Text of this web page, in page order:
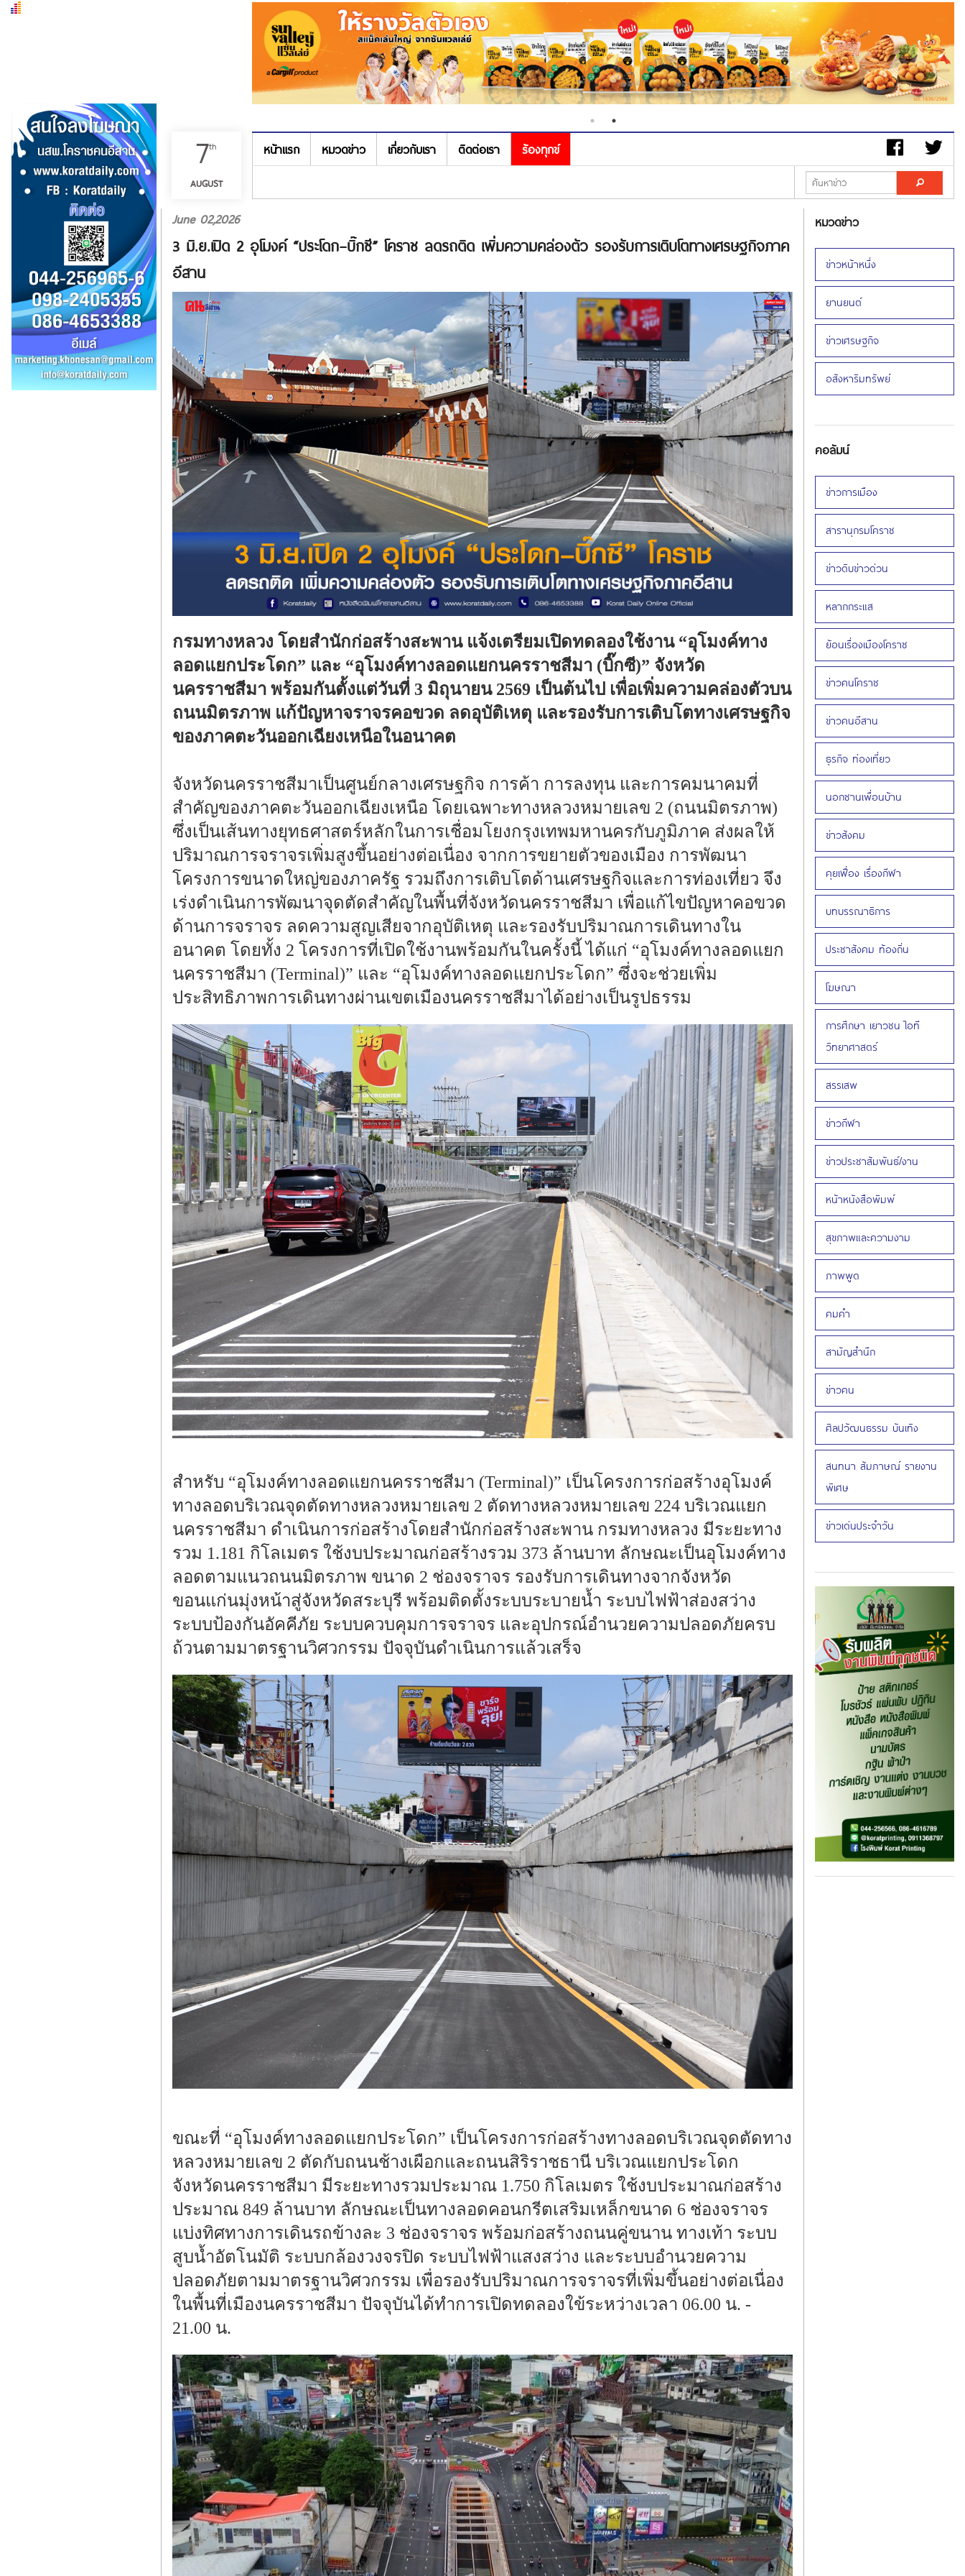
7th
AUGUST
เมนู
หน้าแรก หมวดข่าว เกี่ยวกับเรา ติดต่อเรา ร้องทุกข์
June 02,2026
3 มิ.ย.เปิด 2 อุโมงค์ “ประโดก–บิ๊กซี” โคราช ลดรถติด เพิ่มความคล่องตัว รองรับการเติบโตทางเศรษฐกิจภาค
อีสาน
กรมทางหลวง โดยสำนักก่อสร้างสะพาน แจ้งเตรียมเปิดทดลองใช้งาน “อุโมงค์ทาง
ลอดแยกประโดก” และ “อุโมงค์ทางลอดแยกนครราชสีมา (บิ๊กซี)” จังหวัด
นครราชสีมา พร้อมกันตั้งแต่วันที่ 3 มิถุนายน 2569 เป็นต้นไป เพื่อเพิ่มความคล่องตัวบน
ถนนมิตรภาพ แก้ปัญหาจราจรคอขวด ลดอุบัติเหตุ และรองรับการเติบโตทางเศรษฐกิจ
ของภาคตะวันออกเฉียงเหนือในอนาคต
จังหวัดนครราชสีมาเป็นศูนย์กลางเศรษฐกิจ การค้า การลงทุน และการคมนาคมที่
สำคัญของภาคตะวันออกเฉียงเหนือ โดยเฉพาะทางหลวงหมายเลข 2 (ถนนมิตรภาพ)
ซึ่งเป็นเส้นทางยุทธศาสตร์หลักในการเชื่อมโยงกรุงเทพมหานครกับภูมิภาค ส่งผลให้
ปริมาณการจราจรเพิ่มสูงขึ้นอย่างต่อเนื่อง จากการขยายตัวของเมือง การพัฒนา
โครงการขนาดใหญ่ของภาครัฐ รวมถึงการเติบโตด้านเศรษฐกิจและการท่องเที่ยว จึง
เร่งดำเนินการพัฒนาจุดตัดสำคัญในพื้นที่จังหวัดนครราชสีมา เพื่อแก้ไขปัญหาคอขวด
ด้านการจราจร ลดความสูญเสียจากอุบัติเหตุ และรองรับปริมาณการเดินทางใน
อนาคต โดยทั้ง 2 โครงการที่เปิดใช้งานพร้อมกันในครั้งนี้ ได้แก่ “อุโมงค์ทางลอดแยก
นครราชสีมา (Terminal)” และ “อุโมงค์ทางลอดแยกประโดก” ซึ่งจะช่วยเพิ่ม
ประสิทธิภาพการเดินทางผ่านเขตเมืองนครราชสีมาได้อย่างเป็นรูปธรรม
สำหรับ “อุโมงค์ทางลอดแยกนครราชสีมา (Terminal)” เป็นโครงการก่อสร้างอุโมงค์
ทางลอดบริเวณจุดตัดทางหลวงหมายเลข 2 ตัดทางหลวงหมายเลข 224 บริเวณแยก
นครราชสีมา ดำเนินการก่อสร้างโดยสำนักก่อสร้างสะพาน กรมทางหลวง มีระยะทาง
รวม 1.181 กิโลเมตร ใช้งบประมาณก่อสร้างรวม 373 ล้านบาท ลักษณะเป็นอุโมงค์ทาง
ลอดตามแนวถนนมิตรภาพ ขนาด 2 ช่องจราจร รองรับการเดินทางจากจังหวัด
ขอนแก่นมุ่งหน้าสู่จังหวัดสระบุรี พร้อมติดตั้งระบบระบายน้ำ ระบบไฟฟ้าส่องสว่าง
ระบบป้องกันอัคคีภัย ระบบควบคุมการจราจร และอุปกรณ์อำนวยความปลอดภัยครบ
ถ้วนตามมาตรฐานวิศวกรรม ปัจจุบันดำเนินการแล้วเสร็จ
ขณะที่ “อุโมงค์ทางลอดแยกประโดก” เป็นโครงการก่อสร้างทางลอดบริเวณจุดตัดทาง
หลวงหมายเลข 2 ตัดกับถนนช้างเผือกและถนนสิริราชธานี บริเวณแยกประโดก
จังหวัดนครราชสีมา มีระยะทางรวมประมาณ 1.750 กิโลเมตร ใช้งบประมาณก่อสร้าง
ประมาณ 849 ล้านบาท ลักษณะเป็นทางลอดคอนกรีตเสริมเหล็กขนาด 6 ช่องจราจร
แบ่งทิศทางการเดินรถข้างละ 3 ช่องจราจร พร้อมก่อสร้างถนนคู่ขนาน ทางเท้า ระบบ
สูบน้ำอัตโนมัติ ระบบกล้องวงจรปิด ระบบไฟฟ้าแสงสว่าง และระบบอำนวยความ
ปลอดภัยตามมาตรฐานวิศวกรรม เพื่อรองรับปริมาณการจราจรที่เพิ่มขึ้นอย่างต่อเนื่อง
ในพื้นที่เมืองนครราชสีมา ปัจจุบันได้ทำการเปิดทดลองใข้ระหว่างเวลา 06.00 น. -
21.00 น.
หมวดข่าว
ข่าวหน้าหนึ่ง
ยานยนต์
ข่าวเศรษฐกิจ
อสังหาริมทรัพย์
คอลัมน์
ข่าวการเมือง
สารานุกรมโคราช
ข่าวดิบข่าวด่วน
หลากกระแส
ย้อนเรื่องเมืองโคราช
ข่าวคนโคราช
ข่าวคนอีสาน
ธุรกิจ ท่องเที่ยว
นอกชานเพื่อนบ้าน
ข่าวสังคม
คุยเฟื่อง เรื่องกีฬา
บทบรรณาธิการ
ประชาสังคม ท้องถิ่น
โฆษณา
การศึกษา เยาวชน ไอที
วิทยาศาสตร์
สรรเสพ
ข่าวกีฬา
ข่าวประชาสัมพันธ์/งาน
หน้าหนังสือพิมพ์
สุขภาพและความงาม
ภาพพูด
คมคำ
สามัญสำนึก
ข่าวคน
ศิลปวัฒนธรรม บันเทิง
สนทนา สัมภาษณ์ รายงาน
พิเศษ
ข่าวเด่นประจำวัน